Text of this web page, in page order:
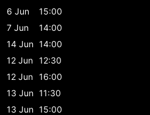
6 Jun
15:00
7 Jun
14:00
14 Jun 14:00
12 Jun 12:30
12 Jun 16:00
13 Jun 11:30
13 Jun 15:00